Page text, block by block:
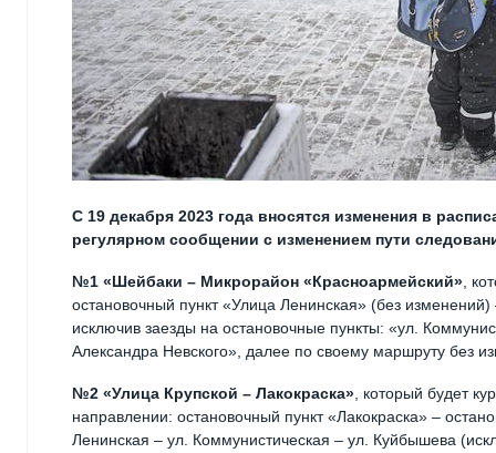
С 19 декабря 2023 года вносятся изменения в
регулярном сообщении с изменением пути
№1 «Шейбаки – Микрорайон «Красноармейский»,
остановочный пункт «Улица Ленинская» (без
исключив заезды на остановочные пункты: «ул.
Александра Невского», далее по своему маршруту без
№2 «Улица Крупской – Лакокраска» , который будет
направлении: остановочный пункт «Лакокраска» –
Ленинская – ул. Коммунистическая – ул. Куйбышева